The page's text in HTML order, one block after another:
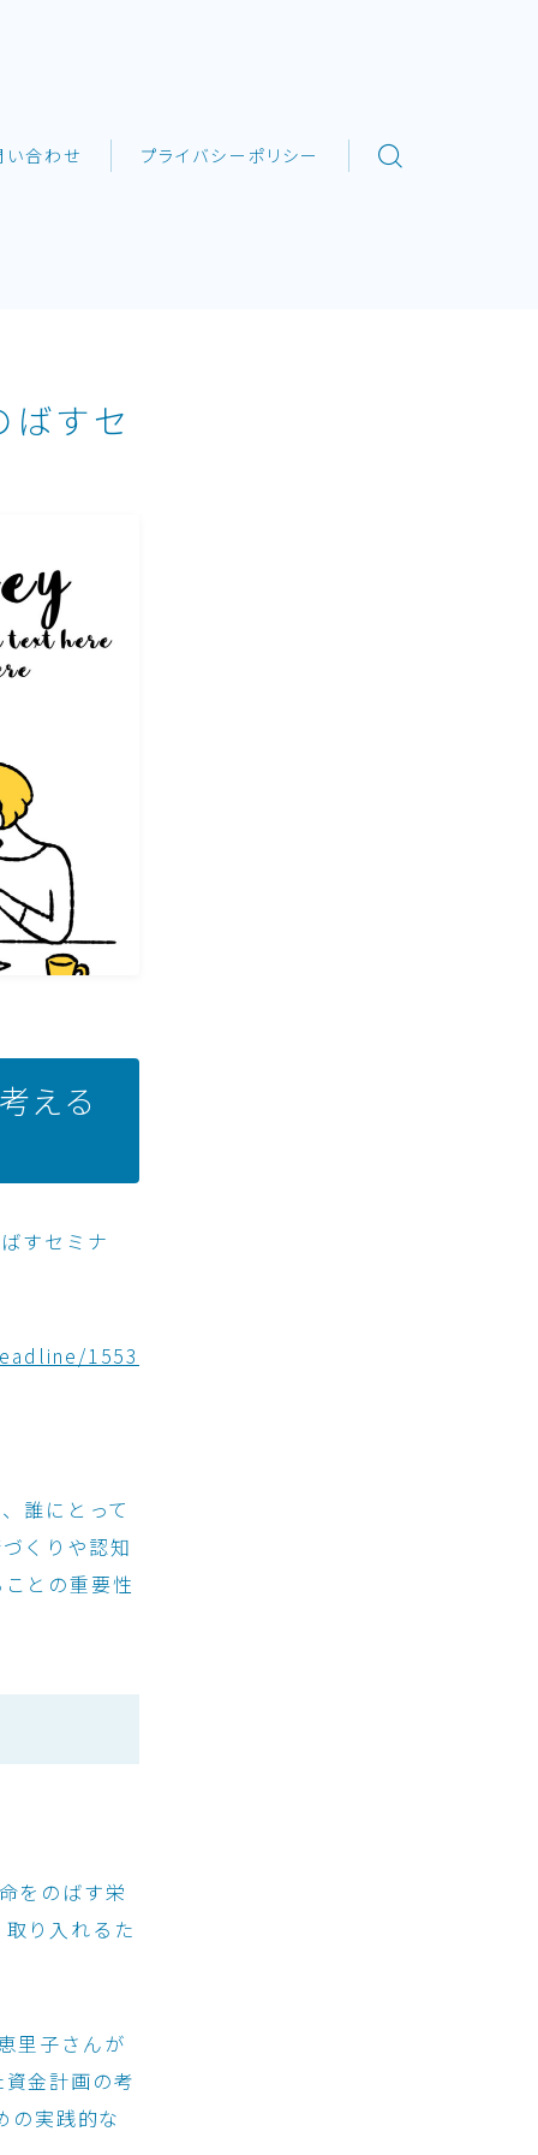
い合わせ プライバシーポリシー
すセ
える
すセミナ
1553
誰にとって
くりや認知
との重要性
をのばす栄
り入れるた
里子さんが
金計画の考
の実践的な